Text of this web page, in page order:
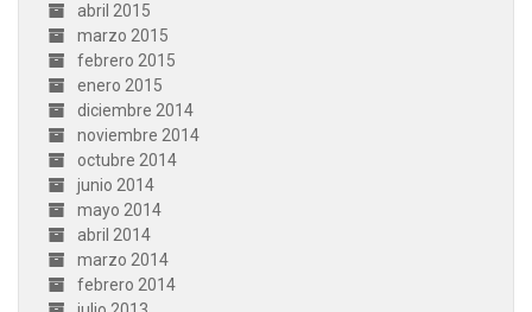
abril 2015
marzo 2015
febrero 2015
enero 2015
diciembre 2014
noviembre 2014
octubre 2014
junio 2014
mayo 2014
abril 2014
marzo 2014
febrero 2014